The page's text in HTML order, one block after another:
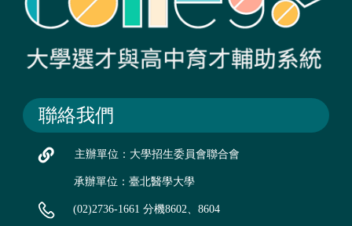
聯絡我們
主辦單位：大學招生委員會聯合會
承辦單位：臺北醫學大學
(02)2736-1661 分機8602、8604